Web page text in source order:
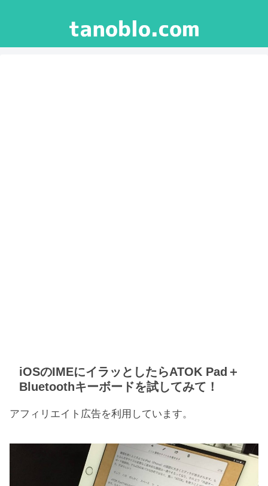
iOSのIMEにイラッとしたらATOK Pad＋
Bluetoothキーボードを試してみて！
アフィリエイト広告を利用しています。